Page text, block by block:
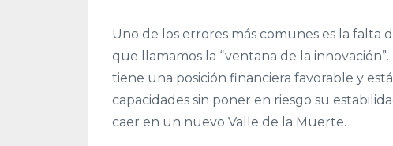
Uno de los errores más comunes es la falta
que llamamos la “ventana de la
tiene una posición financiera favorable y
capacidades sin poner en riesgo su
caer en un nuevo Valle de la Muerte.